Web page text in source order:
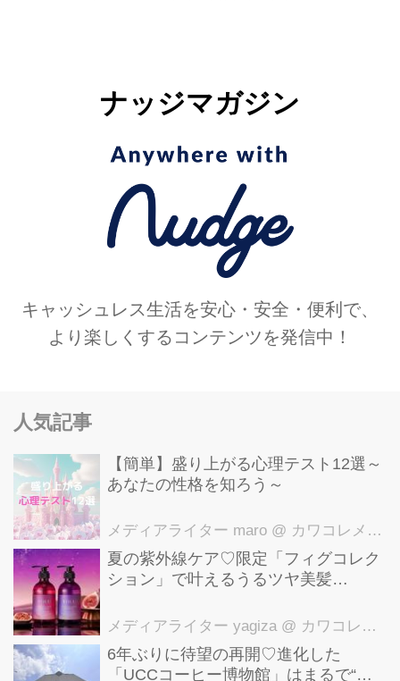
ナッジマガジン
キャッシュレス生活を安心・安全・便利で、
より楽しくするコンテンツを発信中！
人気記事
【簡単】盛り上がる心理テスト12選～
あなたの性格を知ろう～
メディアライター maro @ カワコレメディア編集部
夏の紫外線ケア♡限定「フィグコレク
ション」で叶えるうるツヤ美髪
メディアライター yagiza @ カワコレメディア編集部
6年ぶりに待望の再開♡進化した
「UCCコーヒー博物館」はまるで“コ